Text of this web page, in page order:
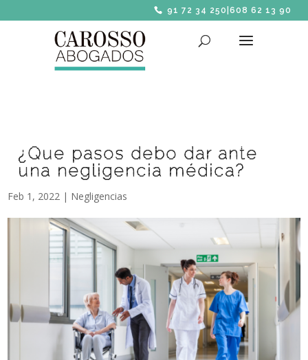
91 72 34 250 608 62 13 90
¿Que pasos debo dar ante
una negligencia médica?
Feb 1, 2022 | Negligencias